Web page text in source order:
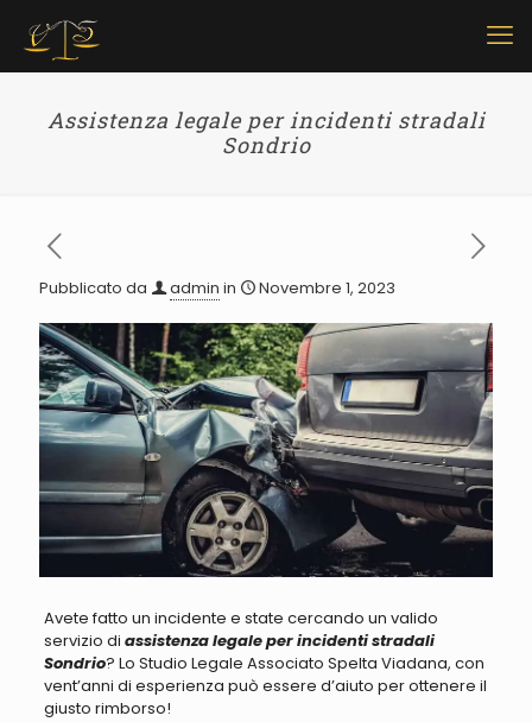
Assistenza legale per incidenti stradali
Sondrio
Pubblicato da admin in Novembre 1, 2023
Avete fatto un incidente e state cercando un valido
servizio di assistenza legale per incidenti stradali
Sondrio? Lo Studio Legale Associato Spelta Viadana, con
vent’anni di esperienza può essere d’aiuto per ottenere il
giusto rimborso!